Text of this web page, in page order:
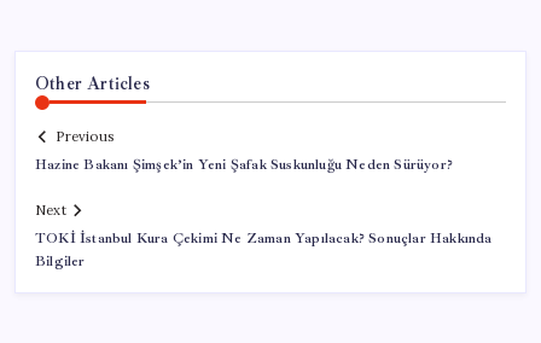
Other Articles
Previous
Hazine Bakanı Şimşek’in Yeni Şafak Suskunluğu Neden Sürüyor?
Next
TOKİ İstanbul Kura Çekimi Ne Zaman Yapılacak? Sonuçlar Hakkında
Bilgiler